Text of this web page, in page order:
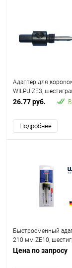
Адаптер для
WILPU ZE3,
хвостовик 11 мм
26.77 руб.
Подробнее
Быстросменный
210 мм ZE10,
Цена по запросу